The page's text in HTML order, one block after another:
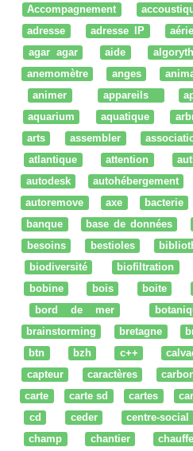
Accompagnement
adresse
adresse IP
agar agar
aide
anemomètre
anges
animer
appareils
aquarium
aquatique
arts
assembler
atlantique
attention
autodesk
autohébergement
autoremove
axe bacterie
banque
base de données
besoins
bestioles
biodiversité
biofiltration
bobine
bois boite
bord de mer
brainstorming
bretagne
btn
bzh c++
capteur
caractères
carte
carte sd cartes
cd
ceder centre-social
champ
chantier chauffe